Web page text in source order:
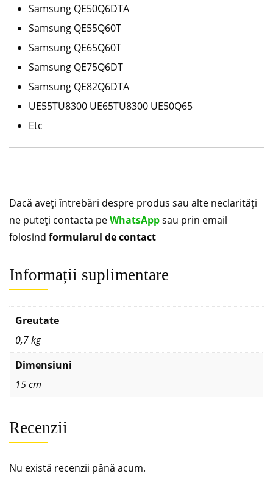
Samsung QE50Q6DTA
Samsung QE55Q60T
Samsung QE65Q60T
Samsung QE75Q6DT
Samsung QE82Q6DTA
UE55TU8300 UE65TU8300 UE50Q65
Etc
Dacă aveți întrebări despre produs sau alte neclarități
ne puteți contacta peWhatsAppsau prin email
folosind formularul de contact
Informații suplimentare
Greutate
0,7 kg
Dimensiuni
15 cm
Recenzii
Nu există recenzii până acum.